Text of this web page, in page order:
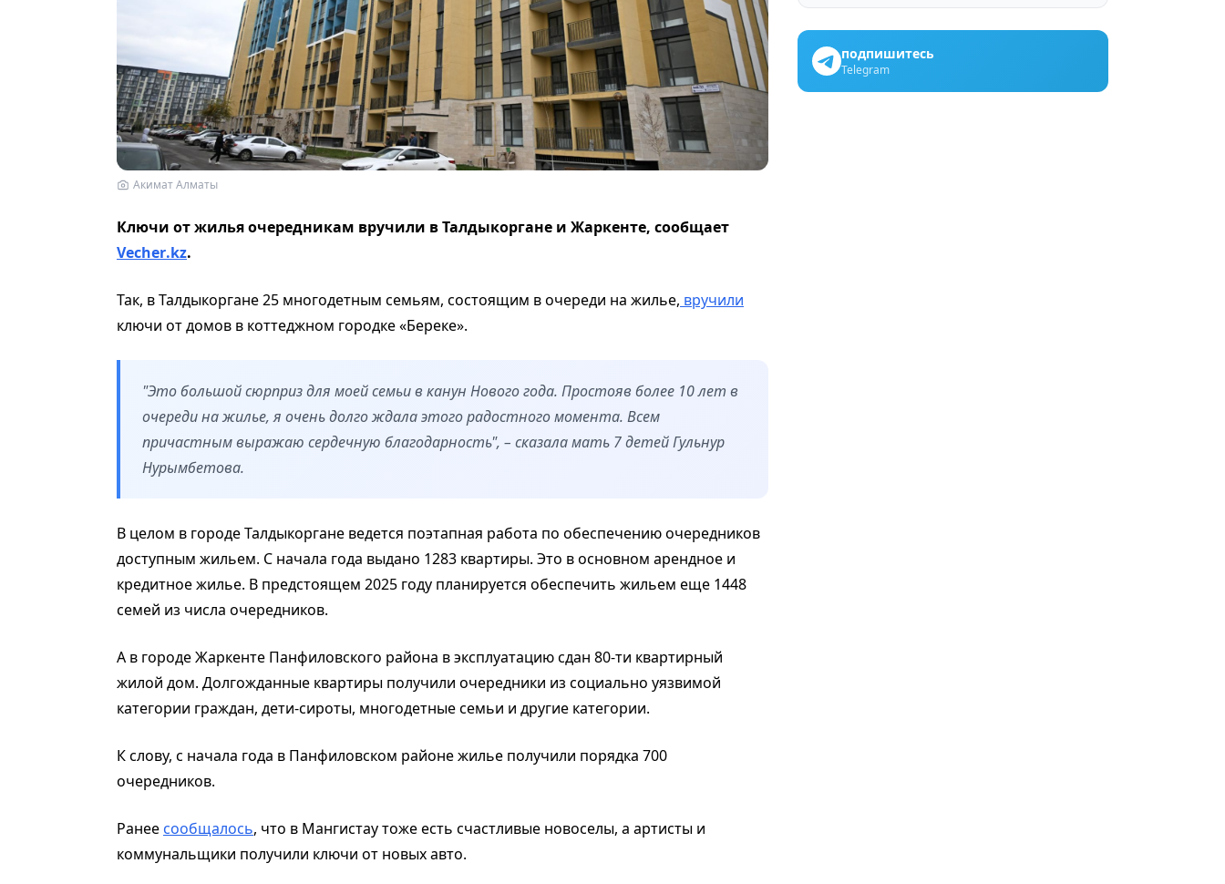
Акимат Алматы
Ключи от жилья очередникам вручили в Талдыкоргане и Жаркенте, сообщает
Vecher.kz.
Так, в Талдыкоргане 25 многодетным семьям, состоящим в очереди на жилье, вручили
ключи от домов в коттеджном городке «Береке».
"Это большой сюрприз для моей семьи в канун Нового года. Простояв более 10 лет в
очереди на жилье, я очень долго ждала этого радостного момента. Всем
причастным выражаю сердечную благодарность", – сказала мать 7 детей Гульнур
Нурымбетова.
В целом в городе Талдыкоргане ведется поэтапная работа по обеспечению очередников
доступным жильем. С начала года выдано 1283 квартиры. Это в основном арендное и
кредитное жилье. В предстоящем 2025 году планируется обеспечить жильем еще 1448
семей из числа очередников.
А в городе Жаркенте Панфиловского района в эксплуатацию сдан 80-ти квартирный
жилой дом. Долгожданные квартиры получили очередники из социально уязвимой
категории граждан, дети-сироты, многодетные семьи и другие категории.
К слову, с начала года в Панфиловском районе жилье получили порядка 700
очередников.
Ранее сообщалось, что в Мангистау тоже есть счастливые новоселы, а артисты и
коммунальщики получили ключи от новых авто.
подпишитесь
Telegram